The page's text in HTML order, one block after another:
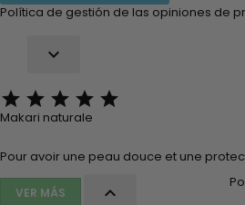
Política de gestión de las opiniones de

    
Makari naturale
Pour avoir une peau douce et une
VER MÁS 